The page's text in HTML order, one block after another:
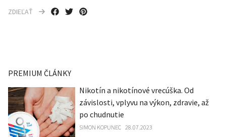
ZDIEĽAŤ
PREMIUM ČLÁNKY
Nikotín a nikotínové vrecúška. Od
závislosti, vplyvu na výkon, zdravie, až
po chudnutie
SIMON KOPUNEC 28.07.2023